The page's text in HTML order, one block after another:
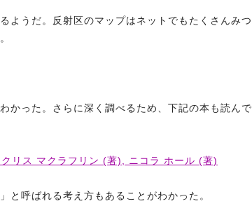
ようだ。反射区のマップはネットでもたくさんみつ
かった。さらに深く調べるため、下記の本も読んで
リス マクラフリン (著), ニコラ ホール (著)
と呼ばれる考え方もあることがわかった。